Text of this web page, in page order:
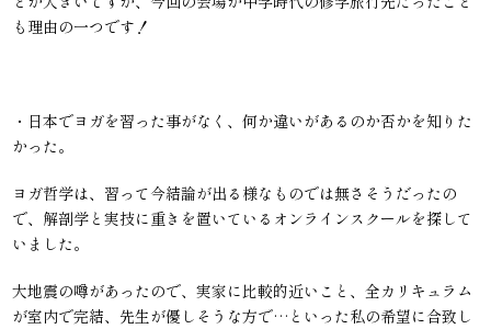
も理由の一つです！
・日本でヨガを習った事がなく、何か違いがあるのか否かを知りた
かった。
ヨガ哲学は、習って今結論が出る様なものでは無さそうだったの
で、解剖学と実技に重きを置いているオンラインスクールを探して
いました。
大地震の噂があったので、実家に比較的近いこと、全カリキュラム
が室内で完結、先生が優しそうな方で…といった私の希望に合致し